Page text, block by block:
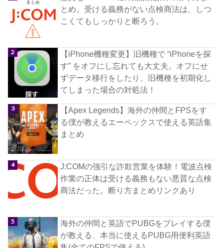
とめ。受ける義務がない点検商法は、しつ
こくてもしっかりと断ろう。
【iPhone機種変更】旧機種で “iPhoneを探
す” をオフにし忘れても大丈夫。オフにせ
ずデータ移行をしたり、旧機種を初期化し
てしまった場合の対処法！
【Apex Legends】海外の仲間とFPSをす
る僕が教えるエーペックスで使える英語集
まとめ
J:COMの強引な詐欺営業を体験！電波点検
作業の正体は受ける義務もない悪質な点検
商法だった。断り方まとめリンクあり
海外の仲間と英語でPUBGをプレイする僕
が教える、本当に使えるPUBG用便利英語